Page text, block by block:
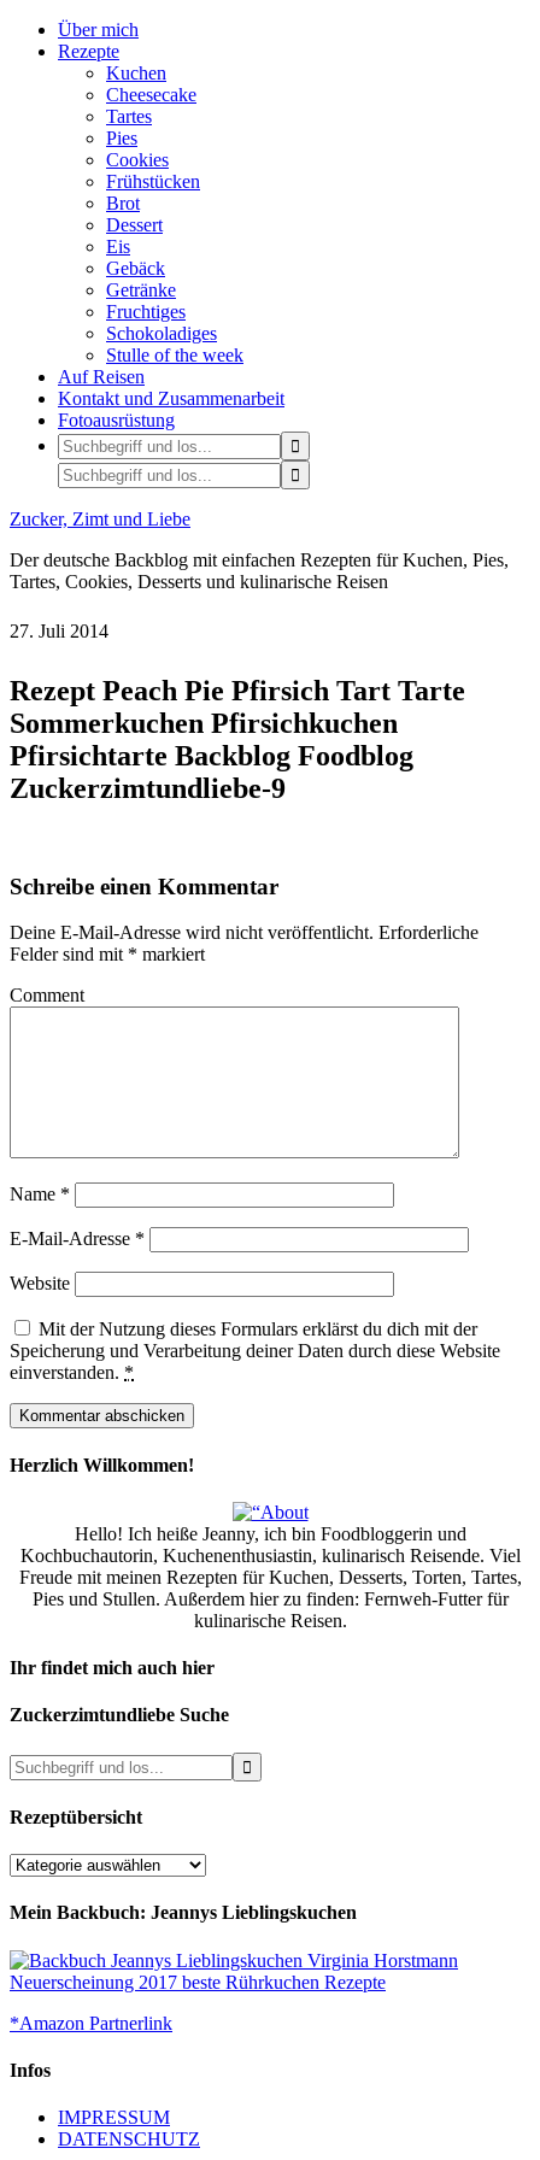
Über mich
Rezepte
Kuchen
Cheesecake
Tartes
Pies
Cookies
Frühstücken
Brot
Dessert
Eis
Gebäck
Getränke
Fruchtiges
Schokoladiges
Stulle of the week
Auf Reisen
Kontakt und Zusammenarbeit
Fotoausrüstung
Zucker, Zimt und Liebe
Der deutsche Backblog mit einfachen Rezepten für Kuchen, Pies,
Tartes, Cookies, Desserts und kulinarische Reisen
27. Juli 2014
Rezept Peach Pie Pfirsich Tart Tarte
Sommerkuchen Pfirsichkuchen
Pfirsichtarte Backblog Foodblog
Zuckerzimtundliebe-9
Schreibe einen Kommentar
Deine E-Mail-Adresse wird nicht veröffentlicht. Erforderliche
Felder sind mit * markiert
Comment
Name *
E-Mail-Adresse *
Website
Mit der Nutzung dieses Formulars erklärst du dich mit der
Speicherung und Verarbeitung deiner Daten durch diese Website
einverstanden. *
Herzlich Willkommen!
Hello! Ich heiße Jeanny, ich bin Foodbloggerin und
Kochbuchautorin, Kuchenenthusiastin, kulinarisch Reisende. Viel
Freude mit meinen Rezepten für Kuchen, Desserts, Torten, Tartes,
Pies und Stullen. Außerdem hier zu finden: Fernweh-Futter für
kulinarische Reisen.
Ihr findet mich auch hier
Zuckerzimtundliebe Suche
Rezeptübersicht
Rezeptübersicht
Mein Backbuch: Jeannys Lieblingskuchen
*Amazon Partnerlink
Infos
IMPRESSUM
DATENSCHUTZ